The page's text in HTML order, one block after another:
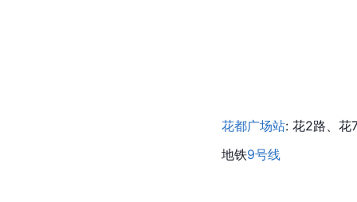
花都广场站: 花2路、花
地铁9号线